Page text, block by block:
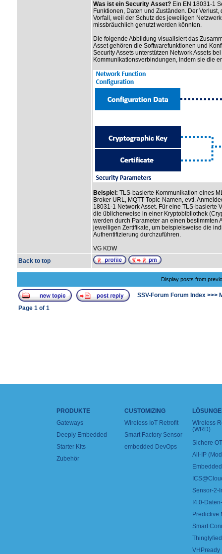
Was ist ein Security Asset?Ein EN 18031-1
Funktionen, Daten und Zuständen. Der
Vorfall, weil der Schutz des jeweiligen
missbräuchlich genutzt werden könnten.
Die folgende Abbildung visualisiert das
Asset gehören die Softwarefunktionen und
Security Assets unterstützen Network Assets
Kommunikationsverbindungen, indem sie die
Beispiel: TLS-basierte Kommunikation eines
Broker URL, MQTT-Topic-Namen, evtl.
18031-1 Network Asset. Für eine TLS-basierte
die üblicherweise in einer Kryptobibliothek
werden durch Parameter an einen
jeweiligen Zertifikate, um beispielsweise die
Authentifizierung durchzuführen.
VG KDW
Back to top
Display posts from
SSV-Forum Forum Index>>>
Page 1of 1
PRODUKTE
Gateways
Deeply Embedded
Starter Kits
Zubehör
CUSTOMIZING
Wireless IoT Retrofit
Smart Factory Sensor
embedded DevOps
Wireless
(WRD)
Sichere
All-IP
Sensor-2-
I4.0-
Predictive
Smart
VHPready